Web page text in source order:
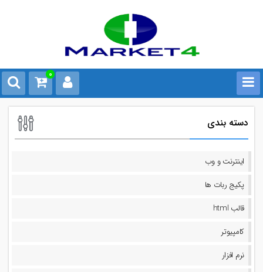
0
دسته بندی
اینترنت و وب
پکیج ربات ها
قالب html
کامپیوتر
نرم افزار